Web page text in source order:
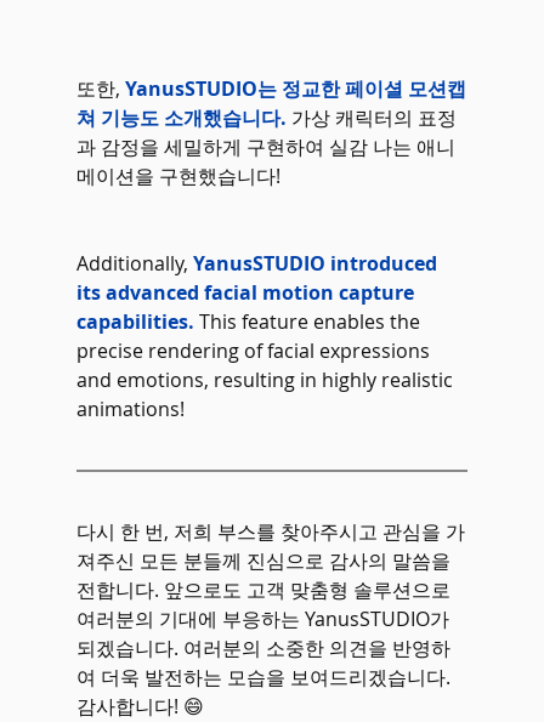
또한, YanusSTUDIO는 정교한 페이셜 모션캡
쳐 기능도 소개했습니다. 가상 캐릭터의 표정
과 감정을 세밀하게 구현하여 실감 나는 애니
메이션을 구현했습니다!
Additionally, YanusSTUDIO introduced
its advanced facial motion capture
capabilities. This feature enables the
precise rendering of facial expressions
and emotions, resulting in highly realistic
animations!
다시 한 번, 저희 부스를 찾아주시고 관심을 가
져주신 모든 분들께 진심으로 감사의 말씀을
전합니다. 앞으로도 고객 맞춤형 솔루션으로
여러분의 기대에 부응하는 YanusSTUDIO가
되겠습니다. 여러분의 소중한 의견을 반영하
여 더욱 발전하는 모습을 보여드리겠습니다.
감사합니다! 😄